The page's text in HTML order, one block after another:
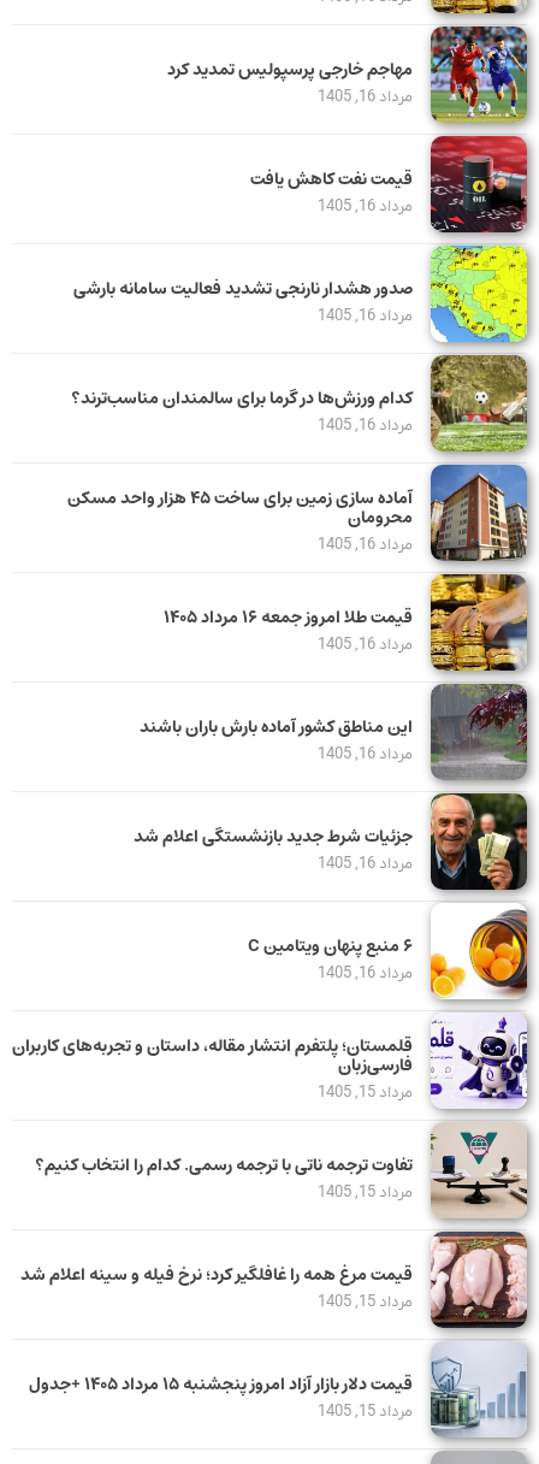
مهاجم خارجی پرسپولیس تمدید کرد
مرداد 16, 1405
قیمت نفت کاهش یافت
مرداد 16, 1405
صدور هشدار نارنجی تشدید فعالیت سامانه بارشی
مرداد 16, 1405
کدام ورزش‌ها در گرما برای سالمندان مناسب‌ترند؟
مرداد 16, 1405
آماده سازی زمین برای ساخت ۴۵ هزار واحد مسکن
محرومان
مرداد 16, 1405
قیمت طلا امروز جمعه ۱۶ مرداد ۱۴۰۵
مرداد 16, 1405
این مناطق کشور آماده بارش باران باشند
مرداد 16, 1405
جزئیات شرط جدید بازنشستگی اعلام شد
مرداد 16, 1405
۶ منبع پنهان ویتامین C
مرداد 16, 1405
قلمستان؛ پلتفرم انتشار مقاله، داستان و تجربه‌های کاربران
فارسی‌زبان
مرداد 15, 1405
تفاوت ترجمه ناتی با ترجمه رسمی. کدام را انتخاب کنیم؟
مرداد 15, 1405
قیمت مرغ همه را غافلگیر کرد؛ نرخ فیله و سینه اعلام شد
مرداد 15, 1405
قیمت دلار بازار آزاد امروز پنجشنبه ۱۵ مرداد ۱۴۰۵ +جدول
مرداد 15, 1405